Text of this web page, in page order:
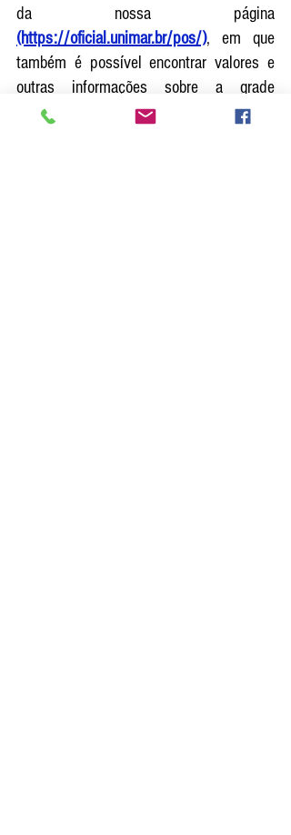
(https://oficial.unimar.br/pos/), em que
também é possível encontrar valores e
outras informações sobre a grade
curricular. Se preferir, entre em contato